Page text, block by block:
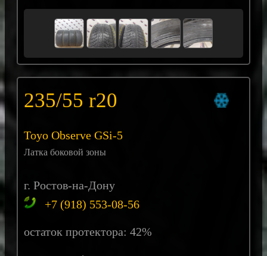
235/55 r20
Toyo Observe GSi-5
Латка боковой зоны
г. Ростов-на-Дону
+7 (918) 553-08-56
остаток протектора: 42%